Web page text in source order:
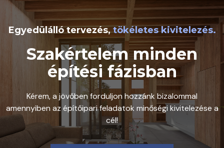
Egyedülálló tervezés,tökéletes kivitelezés.
Szakértelem minden
építési fázisban
Kérem, a jövőben forduljon hozzánk bizalommal
amennyiben az építőipari feladatok minőségi kivitelezése a
cél!